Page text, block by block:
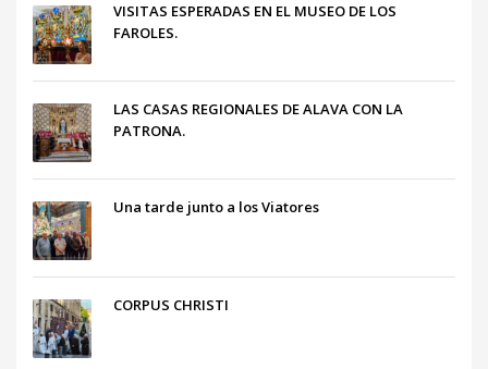
VISITAS ESPERADAS EN EL MUSEO DE LOS
FAROLES.
LAS CASAS REGIONALES DE ALAVA CON LA
PATRONA.
Una tarde junto a los Viatores
CORPUS CHRISTI